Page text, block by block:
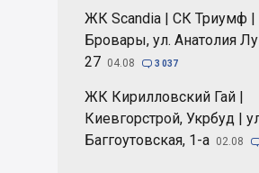
ЖК Scandia | СК Триумф |
Бровары, ул. Анатолия
27 04.08  3 037
ЖК Кирилловский Гай |
Киевгорстрой, Укрбуд |
Баггоутовская, 1-а 02.08